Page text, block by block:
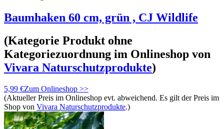
Baumhaken 60 cm, grün , CJ Wildlife
(Kategorie Produkt ohne
Kategoriezuordnung im Onlineshop von
Vivara Naturschutzprodukte)
5,99 €Zum Onlineshop >>
(Aktueller Preis im Onlineshop evt. abweichend. Es gilt der Preis im
Shop von Vivara Naturschutzprodukte.)